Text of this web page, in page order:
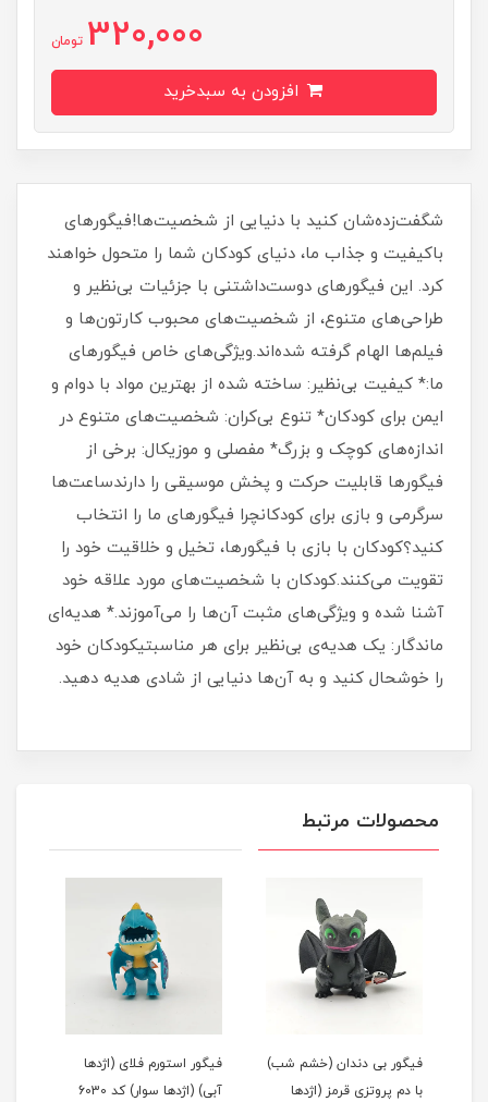
320,000 تومان
شگفت‌زده‌شان کنید با دنیایی از شخصیت‌ها!فیگورهای
باکیفیت و جذاب ما، دنیای کودکان شما را متحول خواهند
کرد. این فیگورهای دوست‌داشتنی با جزئیات بی‌نظیر و
طراحی‌های متنوع، از شخصیت‌های محبوب کارتون‌ها و
فیلم‌ها الهام گرفته شده‌اند.ویژگی‌های خاص فیگورهای
ما:* کیفیت بی‌نظیر: ساخته شده از بهترین مواد با دوام و
ایمن برای کودکان* تنوع بی‌کران: شخصیت‌های متنوع در
اندازه‌های کوچک و بزرگ* مفصلی و موزیکال: برخی از
فیگورها قابلیت حرکت و پخش موسیقی را دارندساعت‌ها
سرگرمی و بازی برای کودکانچرا فیگورهای ما را انتخاب
کنید؟کودکان با بازی با فیگورها، تخیل و خلاقیت خود را
تقویت می‌کنند.کودکان با شخصیت‌های مورد علاقه خود
آشنا شده و ویژگی‌های مثبت آن‌ها را می‌آموزند.* هدیه‌ای
ماندگار: یک هدیه‌ی بی‌نظیر برای هر مناسبتیکودکان خود
را خوشحال کنید و به آن‌ها دنیایی از شادی هدیه دهید.
محصولات مرتبط
فیگور بی دندان (خشم شب)
با دم پروتزی قرمز (اژدها
فیگور استورم فلای (اژدها
آبی) (اژدها سوار) کد 6030